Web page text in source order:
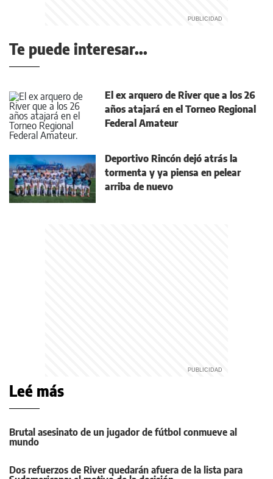
Te puede interesar...
El ex arquero de River que a los 26
años atajará en el Torneo Regional
Federal Amateur
Deportivo Rincón dejó atrás la
tormenta y ya piensa en pelear
arriba de nuevo
Leé más
Brutal asesinato de un jugador de fútbol conmueve al
mundo
Dos refuerzos de River quedarán afuera de la lista para